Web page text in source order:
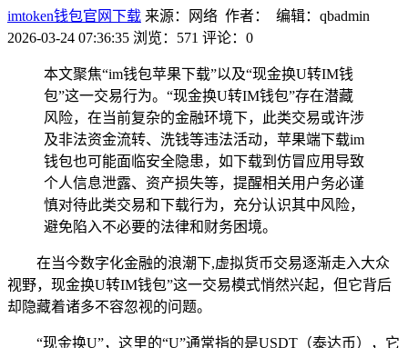
imtoken钱包官网下载 来源：网络 作者： 编辑：qbadmin
2026-03-24 07:36:35 浏览：571 评论：0
本文聚焦“im钱包苹果下载”以及“现金换U转IM钱
包”这一交易行为。“现金换U转IM钱包”存在潜藏
风险，在当前复杂的金融环境下，此类交易或许涉
及非法资金流转、洗钱等违法活动，苹果端下载im
钱包也可能面临安全隐患，如下载到仿冒应用导致
个人信息泄露、资产损失等，提醒相关用户务必谨
慎对待此类交易和下载行为，充分认识其中风险，
避免陷入不必要的法律和财务困境。
在当今数字化金融的浪潮下,虚拟货币交易逐渐走入大众
视野，现金换U转IM钱包”这一交易模式悄然兴起，但它背后
却隐藏着诸多不容忽视的问题。
“现金换U”，这里的“U”通常指的是USDT（泰达币），它